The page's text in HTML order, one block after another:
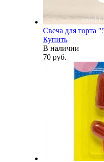
Свеча для торта
Купить
В наличии
70 руб.